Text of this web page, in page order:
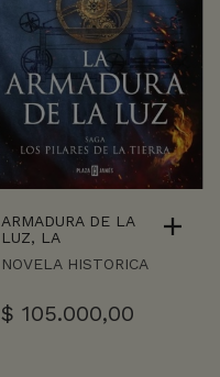
ARMADURA DE LA
LUZ, LA
NOVELA HISTORICA
$ 105.000,00